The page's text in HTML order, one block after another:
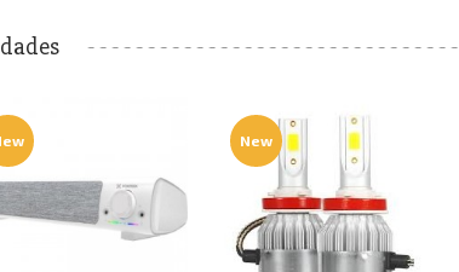
New